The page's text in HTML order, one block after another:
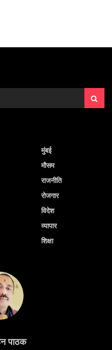
मुंबई
मौसम
राजनीति
रोजगार
विदेश
व्यापार
शिक्षा
पाठक